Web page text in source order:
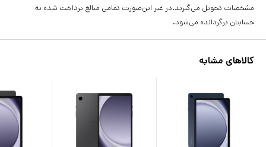
مشخصات تحویل می‌گیرید.در غیر این‌صورت تمامی مبالغ پرداخت شده به
حسابتان برگردانده می‌شود.
کالاهای مشابه